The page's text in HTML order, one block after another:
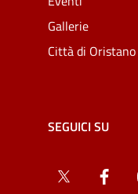
Gallerie
Città di Oristano
SEGUICI SU
Twitter